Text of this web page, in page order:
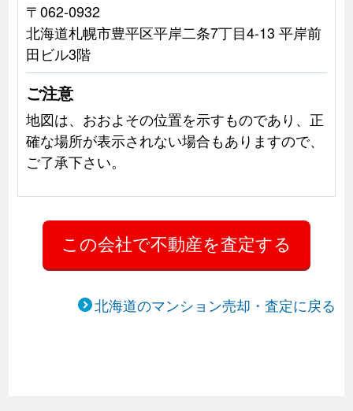
〒062-0932
北海道札幌市豊平区平岸二条7丁目4-13 平岸前
田ビル3階
ご注意
地図は、おおよその位置を示すものであり、正
確な場所が表示されない場合もありますので、
ご了承下さい。
北海道のマンション売却・査定に戻る